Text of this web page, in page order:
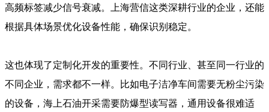
高频标签减少信号衰减。上海营信这类深耕行业的企业，还能
根据具体场景优化设备性能，确保识别稳定。
这也体现了定制化开发的重要性。不同行业、甚至同一行业的
不同企业，需求都不一样。比如电子洁净车间需要无粉尘污染
的设备，海上石油开采需要防爆型读写器，通用设备很难适